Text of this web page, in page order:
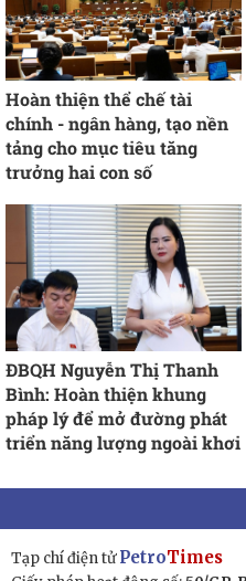
Hoàn thiện thể chế tài
chính - ngân hàng, tạo nền
tảng cho mục tiêu tăng
trưởng hai con số
ĐBQH Nguyễn Thị Thanh
Bình: Hoàn thiện khung
pháp lý để mở đường phát
triển năng lượng ngoài khơi
Tạp chí điện tửPetroTimes